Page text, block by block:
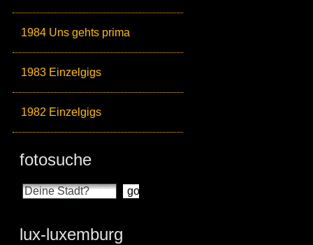
1984 Uns gehts prima
1983 Einzelgigs
1982 Einzelgigs
fotosuche
lux-luxemburg